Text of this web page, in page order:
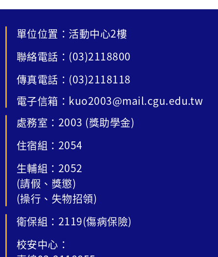
單位位置：活動中心2樓
聯絡電話：(03)2118800
傳真電話：(03)2118118
電子信箱：kuo2003@mail.cgu.edu.tw
處務室：2003 (獎助學金)
住宿組：2054
生輔組：2052
(請假、獎懲)
(操行、失物招領)
衛保組：2119(傷病保險)
校安中心：